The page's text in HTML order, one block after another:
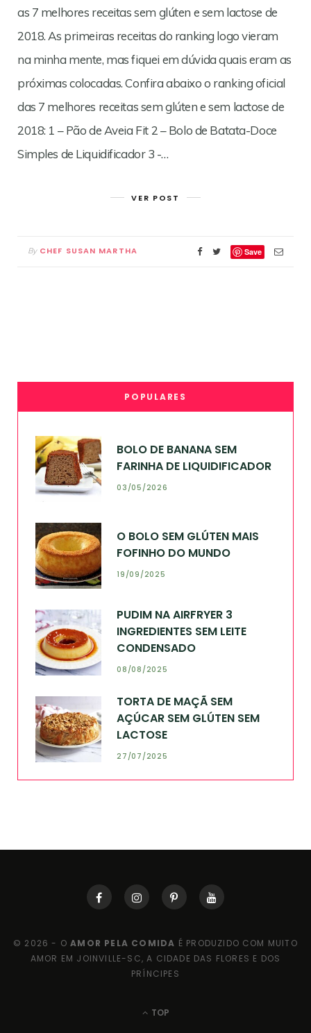
as 7 melhores receitas sem glúten e sem lactose de
2018. As primeiras receitas do ranking logo vieram
na minha mente, mas fiquei em dúvida quais eram as
próximas colocadas. Confira abaixo o ranking oficial
das 7 melhores receitas sem glúten e sem lactose de
2018: 1 – Pão de Aveia Fit 2 – Bolo de Batata-Doce
Simples de Liquidificador 3 -…
VER POST
By CHEF SUSAN MARTHA Save
POPULARES
BOLO DE BANANA SEM
FARINHA DE LIQUIDIFICADOR
03/05/2026
O BOLO SEM GLÚTEN MAIS
FOFINHO DO MUNDO
19/09/2025
PUDIM NA AIRFRYER 3
INGREDIENTES SEM LEITE
CONDENSADO
08/08/2025
TORTA DE MAÇÃ SEM
AÇÚCAR SEM GLÚTEN SEM
LACTOSE
27/07/2025
© 2026 - OAMOR PELA COMIDA É PRODUZIDO COM MUITO
AMOR EM JOINVILLE-SC, A CIDADE DAS FLORES E DOS
PRÍNCIPES
TOP